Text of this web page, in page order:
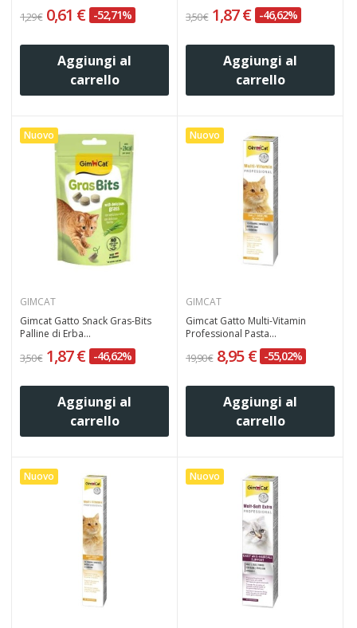
1,29 € 0,61 € -52,71%
Aggiungi al
carrello
3,50 € 1,87 € -46,62%
Aggiungi al
carrello
Nuovo
GIMCAT
Gimcat Gatto Snack Gras-Bits
Palline di Erba...
3,50 € 1,87 € -46,62%
Aggiungi al
carrello
Nuovo
GIMCAT
Gimcat Gatto Multi-Vitamin
Professional Pasta...
19,90 € 8,95 € -55,02%
Aggiungi al
carrello
Nuovo Nuovo